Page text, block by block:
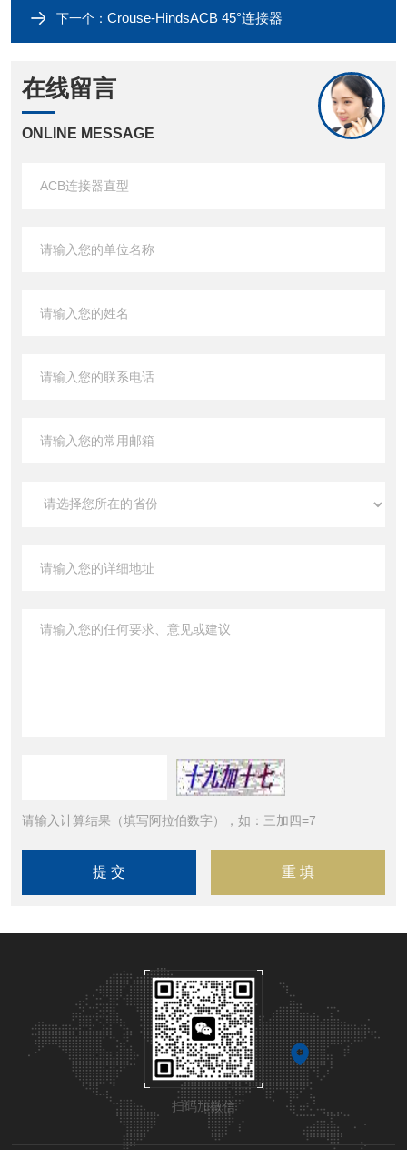
下一个： Crouse-HindsACB 45°连接器
在线留言
ONLINE MESSAGE
请输入计算结果（填写阿拉伯数字），如：三加四=7
扫码加微信